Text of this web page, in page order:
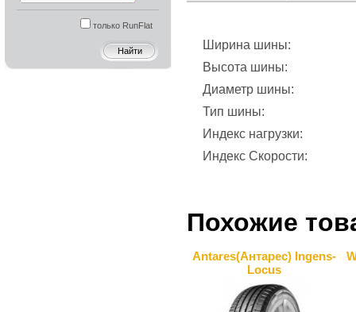
только RunFlat
Ширина шины:
Высота шины:
Диаметр шины:
Тип шины:
Индекс нагрузки:
Индекс Скорости:
Похожие
Antares(Антарес) Ingens-
Locus